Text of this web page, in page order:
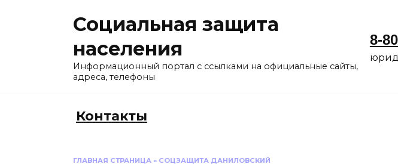
Социальная защита
населения
Информационный портал с ссылками на официальные сайты,
адреса, телефоны
8-
Контакты
ГЛАВНАЯ СТРАНИЦА » СОЦЗАЩИТА ДАНИЛОВСКИЙ